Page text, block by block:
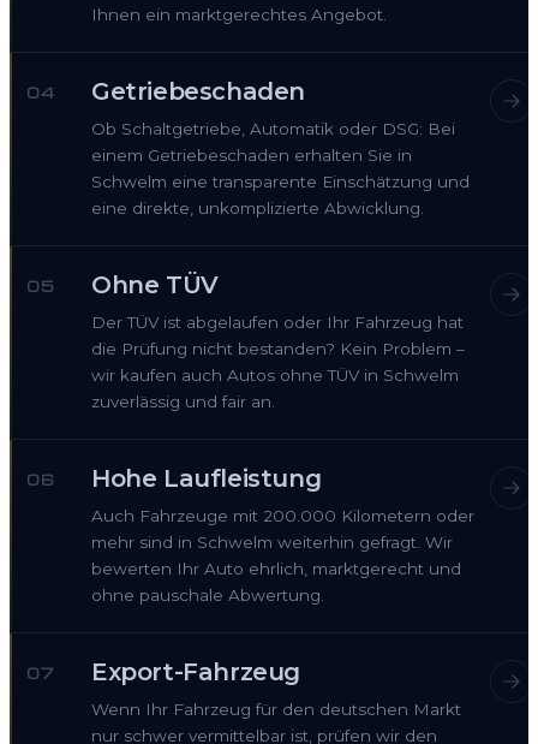
Ihnen ein marktgerechtes Angebot.
04 Getriebeschaden
Ob Schaltgetriebe, Automatik oder DSG: Bei
einem Getriebeschaden erhalten Sie in
Schwelm eine transparente Einschätzung und
eine direkte, unkomplizierte Abwicklung.
05 Ohne TÜV
Der TÜV ist abgelaufen oder Ihr Fahrzeug hat
die Prüfung nicht bestanden? Kein Problem –
wir kaufen auch Autos ohne TÜV in Schwelm
zuverlässig und fair an.
06 Hohe Laufleistung
Auch Fahrzeuge mit 200.000 Kilometern oder
mehr sind in Schwelm weiterhin gefragt. Wir
bewerten Ihr Auto ehrlich, marktgerecht und
ohne pauschale Abwertung.
07 Export-Fahrzeug
Wenn Ihr Fahrzeug für den deutschen Markt
nur schwer vermittelbar ist, prüfen wir den